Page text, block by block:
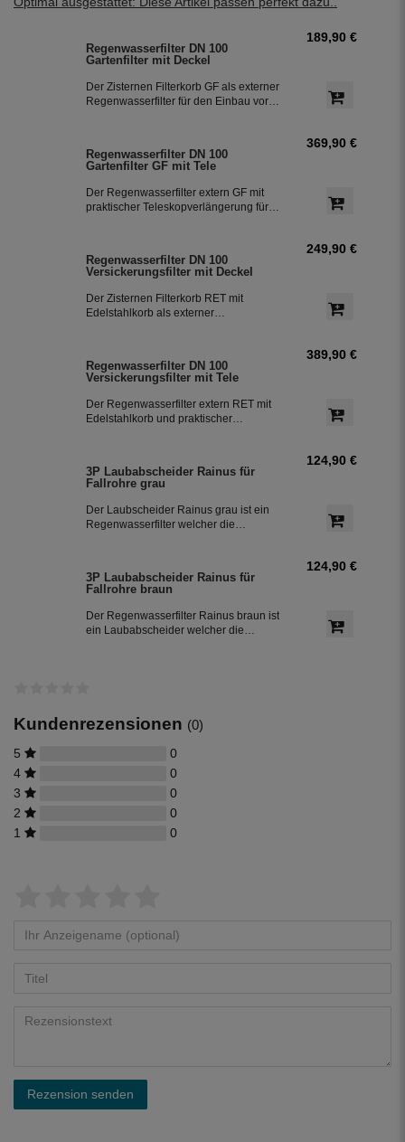
Regenwasserfilter DN 100
Gartenfilter mit Deckel
Der Zisternen Filterkorb GF als externer
Regenwasserfilter für den Einbau vor
Notüberlauf genutzt werden. Der Zulauf
zur Zisterne erfolgt seitlich.
189,90 €
Regenwasserfilter DN 100
Gartenfilter GF mit Tele
Der Regenwasserfilter extern GF mit
praktischer Teleskopverlängerung für
Notüberlauf genutzt werden. Der Zulauf
zur Zisterne erfolgt seitlich. Die
Verlängerung lässt sich bei Bedarf
kürzen oder erweitern.
369,90 €
Regenwasserfilter DN 100
Versickerungsfilter mit Deckel
Der Zisternen Filterkorb RET mit
Edelstahlkorb als externer
Einspeisung oder wahlweise als
Notüberlauf genutzt werden. Der Zulauf
zur Zisterne erfolgt seitlich. Geeignet
für Garten und Haustechnik.
249,90 €
Regenwasserfilter DN 100
Versickerungsfilter mit Tele
Der Regenwasserfilter extern RET mit
Edelstahlkorb und praktischer
Einspeisung oder wahlweise als
Notüberlauf genutzt werden. Der Zulauf
zur Zisterne erfolgt seitlich. Geeignet
für Garten und Haustechnik.
389,90 €
3P Laubabscheider Rainus für
Fallrohre grau
Der Laubscheider Rainus grau ist ein
Regenwasserfilter welcher die
Fallrohrfilter eignet sich bestens zur
Nachrüstung bestehender
Regenwasseranlagen.
124,90 €
3P Laubabscheider Rainus für
Fallrohre braun
Der Regenwasserfilter Rainus braun ist
ein Laubabscheider welcher die
124,90 €
Kundenrezensionen (0)
5
0
4
0
3
0
2
0
1
0
Rezension senden